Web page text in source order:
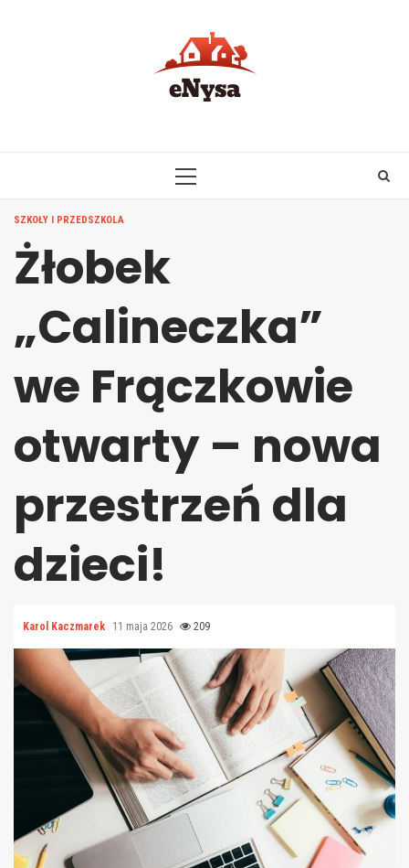
PRIMARY
SZKOŁY I PRZEDSZKOLA
Żłobek
„Calineczka”
we Frączkowie
otwarty – nowa
przestrzeń dla
dzieci!
Karol Kaczmarek 11 maja 2026 209